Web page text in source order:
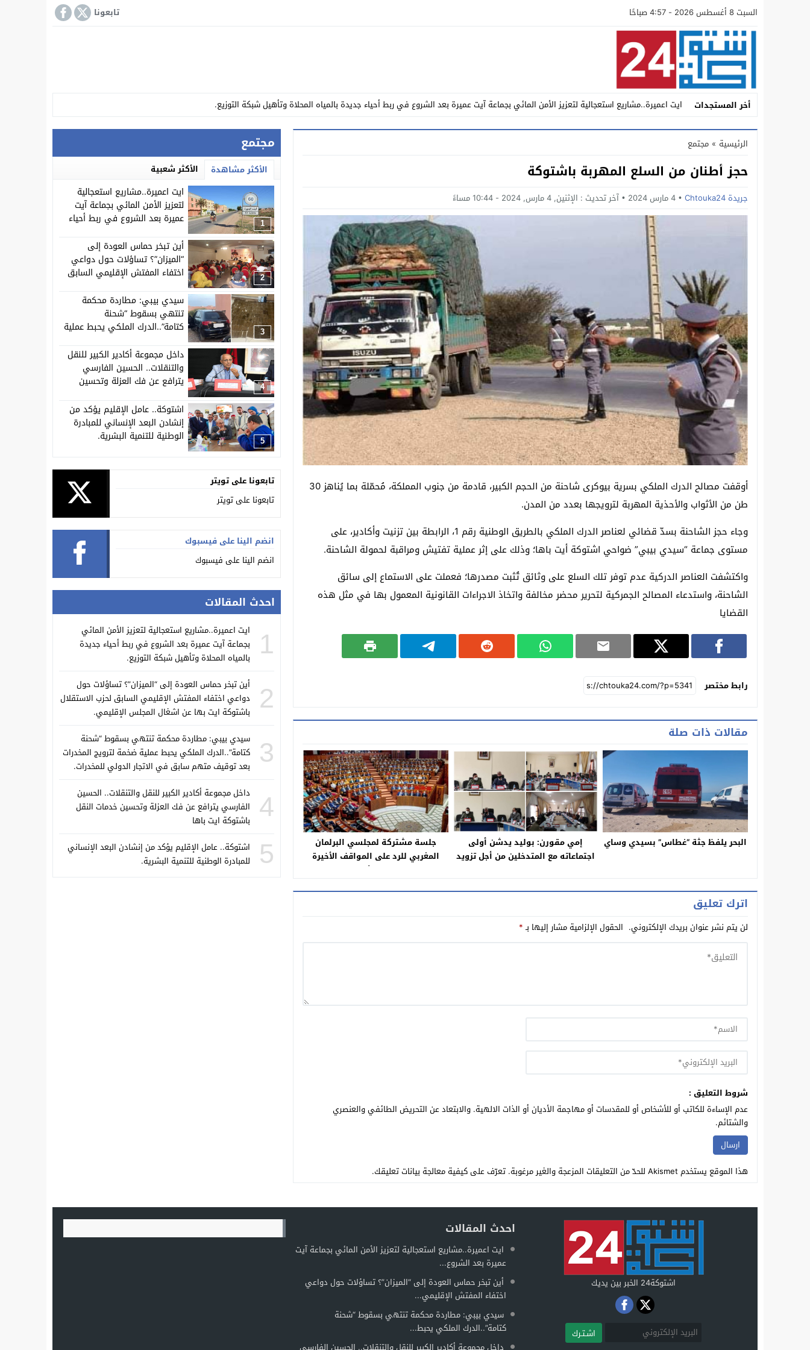
السبت 8 أغسطس 2026 - 4:57 صباحًا تابعونا
أخر المستجدات
ايت اعميرة..مشاريع استعجالية لتعزيز الأمن المائي بجماعة آيت عميرة بعد الشروع في ربط أحياء جديدة بالمياه المحلاة وتأهيل شبكة التوزيع.
أين تبخر حماس العودة إلى “الميزان”؟ تساؤلات حول دواعي اختفاء المفتش الإقليمي السابق لحزب الاستقلال باشتوكة ايت بها عن اشغال المجلس الإقليمي.
سيدي بيبي: مطاردة محكمة تنتهي بسقوط “شحنة كتامة”..الدرك الملكي يحبط عملية ضخمة لترويج المخدرات بعد توقيف متهم سابق في الاتجار الدولي للمخدرات.
داخل مجموعة أكادير الكبير للنقل والتنقلات.. الحسين الفارسي يترافع عن فك العزلة وتحسين خدمات النقل باشتوكة ايت باها
اشتوكة.. عامل الإقليم يؤكد من إنشادن البعد الإنساني للمبادرة الوطنية للتنمية البشرية.
اشتوكة: عامل الإقليم يدشن المركب الاقليمي للتوحد
تحت ضغط التحديات التنموية والأمنية والانفجار الديمغرافي .. اشتوكة آيت باها على موعد مع تقسيم إداري جديد وميلاد جماعة “آيت اعزة”
عامل الاقليم يستقبل فريق مجد انشادن لكرة القدم بمناسبة صعوده للقسم الثاني هواة
سقوط “معمل الموت” بسيدي بيبي.. الدرك يفكك شبكة تقطير “ماء الحياة” في مداهمة خاطفة
انطلاق دورة تكوينية في مجال الطاقات المتجددة بمنصة الشباب ببيوكرى.
الرئيسية » مجتمع
حجز أطنان من السلع المهربة باشتوكة
جريدة Chtouka24 4 مارس 2024 آخر تحديث : الإثنين, 4 مارس, 2024 - 10:44 مساءً
أوقفت مصالح الدرك الملكي بسرية بيوكرى شاحنة من الحجم الكبير، قادمة من جنوب المملكة، مُحمّلة بما يُناهز 30
طن من الأثواب والأحذية المهربة لترويجها بعدد من المدن.
وجاء حجز الشاحنة بسدّ قضائي لعناصر الدرك الملكي بالطريق الوطنية رقم 1، الرابطة بين تزنيت وأكادير، على
مستوى جماعة “سيدي بيبي” ضواحي اشتوكة أيت باها؛ وذلك على إثر عملية تفتيش ومراقبة لحمولة الشاحنة.
واكتشفت العناصر الدركية عدم توفر تلك السلع على وثائق تُثبت مصدرها؛ فعملت على الاستماع إلى سائق
الشاحنة، واستدعاء المصالح الجمركية لتحرير محضر مخالفة واتخاذ الاجراءات القانونية المعمول بها في مثل هذه
القضايا
رابط مختصر
مقالات ذات صلة
البحر يلفظ جثة “غطاس” بسيدي وساي
إمي مقورن: بوليد يدشن أولى
اجتماعاته مع المتدخلين من أجل تزويد
جلسة مشتركة لمجلسي البرلمان
المغربي للرد على المواقف الأخيرة
للبرلمان الأوروبي
اترك تعليق
لن يتم نشر عنوان بريدك الإلكتروني. الحقول الإلزامية مشار إليها بـ*
شروط التعليق :
عدم الإساءة للكاتب أو للأشخاص أو للمقدسات أو مهاجمة الأديان أو الذات الالهية. والابتعاد عن التحريض الطائفي والعنصري
والشتائم.
هذا الموقع يستخدم Akismet للحدّ من التعليقات المزعجة والغير مرغوبة. تعرّف على كيفية معالجة بيانات تعليقك.
مجتمع
الأكثر مشاهدة الأكثر شعبية
1
ايت اعميرة..مشاريع استعجالية
لتعزيز الأمن المائي بجماعة آيت
عميرة بعد الشروع في ربط أحياء
شبكة التوزيع.
2
أين تبخر حماس العودة إلى
“الميزان”؟ تساؤلات حول دواعي
اختفاء المفتش الإقليمي السابق
عن اشغال المجلس الإقليمي.
3
سيدي بيبي: مطاردة محكمة
تنتهي بسقوط “شحنة
كتامة”..الدرك الملكي يحبط عملية
متهم سابق في الاتجار الدولي
للمخدرات.
4
داخل مجموعة أكادير الكبير للنقل
والتنقلات.. الحسين الفارسي
يترافع عن فك العزلة وتحسين
5
اشتوكة.. عامل الإقليم يؤكد من
إنشادن البعد الإنساني للمبادرة
الوطنية للتنمية البشرية.
تابعونا على تويتر
تابعونا على تويتر
انضم الينا على فيسبوك
انضم الينا على فيسبوك
احدث المقالات
1
ايت اعميرة..مشاريع استعجالية لتعزيز الأمن المائي
بجماعة آيت عميرة بعد الشروع في ربط أحياء جديدة
بالمياه المحلاة وتأهيل شبكة التوزيع.
2
أين تبخر حماس العودة إلى “الميزان”؟ تساؤلات حول
دواعي اختفاء المفتش الإقليمي السابق لحزب الاستقلال
باشتوكة ايت بها عن اشغال المجلس الإقليمي.
3
سيدي بيبي: مطاردة محكمة تنتهي بسقوط “شحنة
كتامة”..الدرك الملكي يحبط عملية ضخمة لترويج المخدرات
بعد توقيف متهم سابق في الاتجار الدولي للمخدرات.
4
داخل مجموعة أكادير الكبير للنقل والتنقلات.. الحسين
الفارسي يترافع عن فك العزلة وتحسين خدمات النقل
باشتوكة ايت باها
5
اشتوكة.. عامل الإقليم يؤكد من إنشادن البعد الإنساني
للمبادرة الوطنية للتنمية البشرية.
اشتوكة24 الخبر بين يديك
اشـتـرك
احدث المقالات
ايت اعميرة..مشاريع استعجالية لتعزيز الأمن المائي بجماعة آيت
عميرة بعد الشروع...
أين تبخر حماس العودة إلى “الميزان”؟ تساؤلات حول دواعي
اختفاء المفتش الإقليمي...
سيدي بيبي: مطاردة محكمة تنتهي بسقوط “شحنة
كتامة”..الدرك الملكي يحبط...